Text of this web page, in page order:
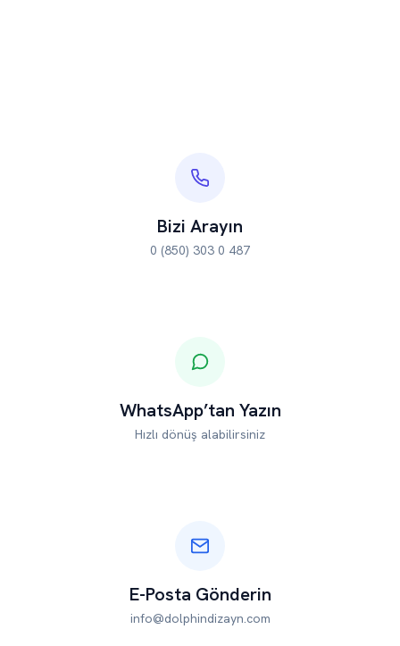
Bizi Arayın
0 (850) 303 0 487
WhatsApp’tan Yazın
Hızlı dönüş alabilirsiniz
E-Posta Gönderin
info@dolphindizayn.com